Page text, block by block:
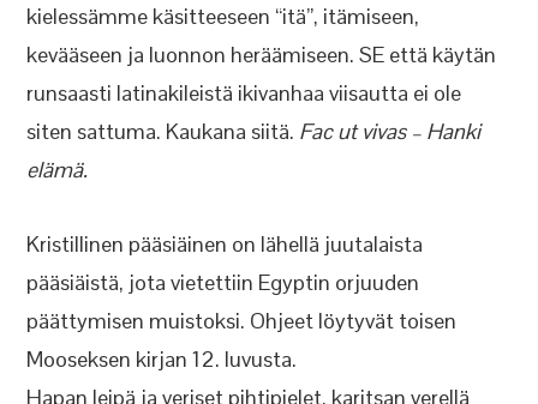
kielessämme käsitteeseen “itä”, itämiseen,
kevääseen ja luonnon heräämiseen. SE että käytän
runsaasti latinakileistä ikivanhaa viisautta ei ole
siten sattuma. Kaukana siitä. Fac ut vivas – Hanki
elämä.
Kristillinen pääsiäinen on lähellä juutalaista
pääsiäistä, jota vietettiin Egyptin orjuuden
päättymisen muistoksi. Ohjeet löytyvät toisen
Mooseksen kirjan 12. luvusta.
Hapan leipä ja veriset pihtipielet, karitsan verellä